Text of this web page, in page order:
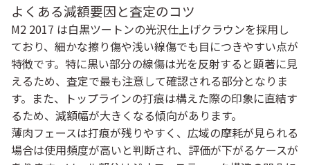
よくある減額要因と査定のコツ
M2 2017 は白黒ツートンの光沢仕上げクラウンを採用し
ており、細かな擦り傷や浅い線傷でも目につきやすい点が
特徴です。特に黒い部分の線傷は光を反射すると顕著に見
えるため、査定で最も注意して確認される部分となりま
す。また、トップラインの打痕は構えた際の印象に直結す
るため、減額幅が大きくなる傾向があります。
薄肉フェースは打痕が残りやすく、広域の摩耗が見られる
場合は使用頻度が高いと判断され、評価が下がるケースが